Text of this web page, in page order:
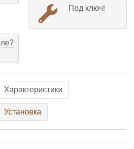
Под ключ!
Характеристики
Установка